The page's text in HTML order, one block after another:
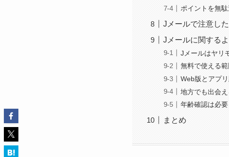
ポイントを無
Jメールで注意し
Jメールに関する
Jメールはヤリ
無料で使える
Web版とアプ
地方でも出会え
年齢確認は必要
まとめ